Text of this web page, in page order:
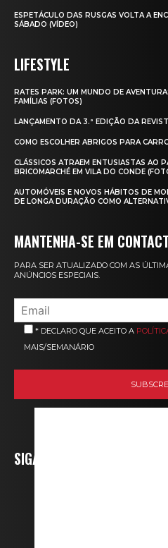
ESPETÁCULO DAS RUSGAS VOLTA A
SÁBADO (VÍDEO)
LIFESTYLE
RATES PARK: UM MUNDO DE
FAMÍLIAS (FOTOS)
LANÇAMENTO DA 3.ª EDIÇÃO DA
COMO ESCOLHER ABRIGOS PARA
CLÁSSICOS ATRAEM ENTUSIASTAS AO
BRICOMARCHÉ EM VILA DO CONDE
AUTOMÓVEIS E NOVOS HÁBITOS DE
DE LONGA DURAÇÃO COMO
MANTENHA-SE EM
PARA SER ATUALIZADO COM AS
ANÚNCIOS ESPECIAIS.
* DECLARO QUE ACEITO A
MAIS/SEMANÁRIO
SIGA-NOS